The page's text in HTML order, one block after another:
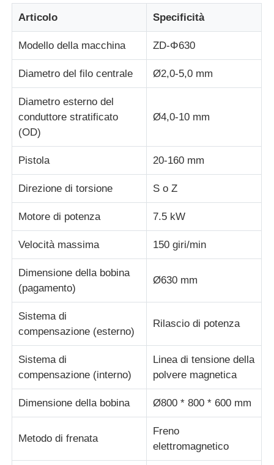
linea dell'estrusione del cavo
macchina di arenamento del cavo
Macchine per la riparazione di fili a doppia torsione
Macchina corazzata
Macchina avvolgitrice
Singola macchina di torsione
Macchina per torcire le coppie
macchina di riavvolgimento
trazione fuori dalla macchina
Macchina per l'imballaggio dei cavi
Articolo Specificità
Modello della macchina ZD-Φ630
Diametro del filo centrale Ø2,0-5,0 mm
Diametro esterno del
conduttore stratificato
(OD)
Ø4,0-10 mm
Pistola 20-160 mm
Direzione di torsione S o Z
Motore di potenza 7.5 kW
Velocità massima 150 giri/min
Dimensione della bobina
(pagamento)
Ø630 mm
Sistema di
compensazione (esterno)
Rilascio di potenza
Sistema di
compensazione (interno)
Linea di tensione della
polvere magnetica
Dimensione della bobina Ø800 * 800 * 600 mm
Metodo di frenata
Freno
elettromagnetico